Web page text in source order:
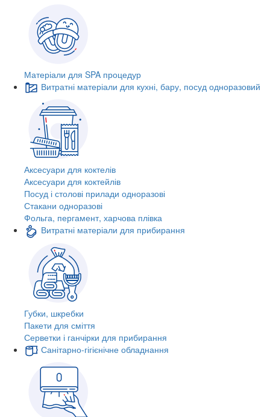
Матеріали для SPA процедур
Витратні матеріали для кухні, бару, посуд одноразовий
Аксесуари для коктелів
Аксесуари для коктейлів
Посуд і столові прилади одноразові
Стакани одноразові
Фольга, пергамент, харчова плівка
Витратні матеріали для прибирання
Губки, шкребки
Пакети для сміття
Серветки і ганчірки для прибирання
Санітарно-гігієнічне обладнання